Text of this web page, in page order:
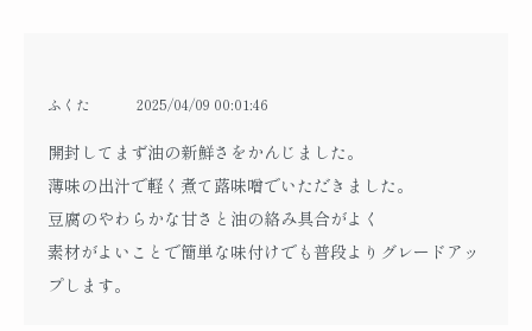
ふくた 2025/04/09 00:01:46
開封してまず油の新鮮さをかんじました。
薄味の出汁で軽く煮て蕗味噌でいただきました。
豆腐のやわらかな甘さと油の絡み具合がよく
素材がよいことで簡単な味付けでも普段よりグレードアッ
プします。